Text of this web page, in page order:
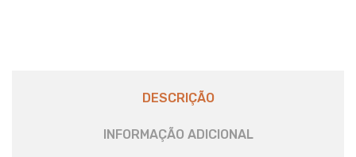
DESCRIÇÃO
INFORMAÇÃO ADICIONAL